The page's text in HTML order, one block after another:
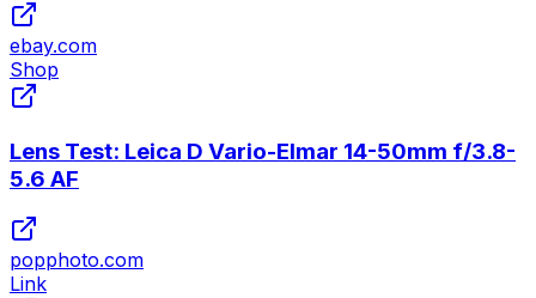
ebay.com
Shop
Lens Test: Leica D Vario-Elmar 14-50mm f/3.8-
5.6 AF
popphoto.com
Link